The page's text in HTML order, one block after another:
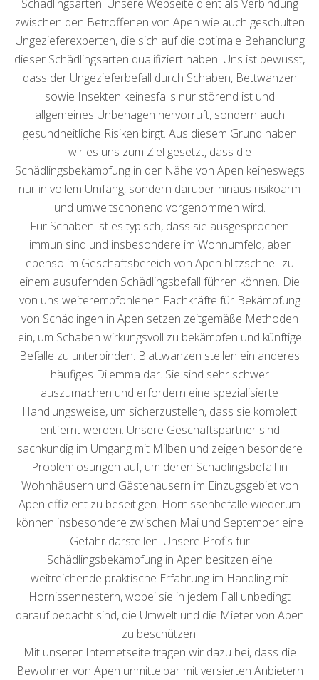
Schädlingsarten. Unsere Webseite dient als Verbindung
zwischen den Betroffenen von Apen wie auch geschulten
Ungezieferexperten, die sich auf die optimale Behandlung
dieser Schädlingsarten qualifiziert haben. Uns ist bewusst,
dass der Ungezieferbefall durch Schaben, Bettwanzen
sowie Insekten keinesfalls nur störend ist und
allgemeines Unbehagen hervorruft, sondern auch
gesundheitliche Risiken birgt. Aus diesem Grund haben
wir es uns zum Ziel gesetzt, dass die
Schädlingsbekämpfung in der Nähe von Apen keineswegs
nur in vollem Umfang, sondern darüber hinaus risikoarm
und umweltschonend vorgenommen wird.
Für Schaben ist es typisch, dass sie ausgesprochen
immun sind und insbesondere im Wohnumfeld, aber
ebenso im Geschäftsbereich von Apen blitzschnell zu
einem ausufernden Schädlingsbefall führen können. Die
von uns weiterempfohlenen Fachkräfte für Bekämpfung
von Schädlingen in Apen setzen zeitgemäße Methoden
ein, um Schaben wirkungsvoll zu bekämpfen und künftige
Befälle zu unterbinden. Blattwanzen stellen ein anderes
häufiges Dilemma dar. Sie sind sehr schwer
auszumachen und erfordern eine spezialisierte
Handlungsweise, um sicherzustellen, dass sie komplett
entfernt werden. Unsere Geschäftspartner sind
sachkundig im Umgang mit Milben und zeigen besondere
Problemlösungen auf, um deren Schädlingsbefall in
Wohnhäusern und Gästehäusern im Einzugsgebiet von
Apen effizient zu beseitigen. Hornissenbefälle wiederum
können insbesondere zwischen Mai und September eine
Gefahr darstellen. Unsere Profis für
Schädlingsbekämpfung in Apen besitzen eine
weitreichende praktische Erfahrung im Handling mit
Hornissennestern, wobei sie in jedem Fall unbedingt
darauf bedacht sind, die Umwelt und die Mieter von Apen
zu beschützen.
Mit unserer Internetseite tragen wir dazu bei, dass die
Bewohner von Apen unmittelbar mit versierten Anbietern